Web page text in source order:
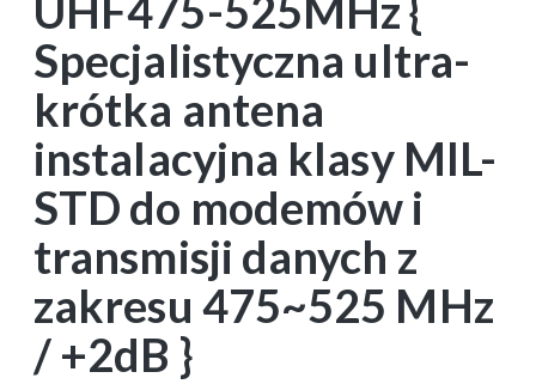
UHF475-525MHz {
Specjalistyczna ultra-
krótka antena
instalacyjna klasy MIL-
STD do modemów i
transmisji danych z
zakresu 475~525 MHz
/ +2dB }